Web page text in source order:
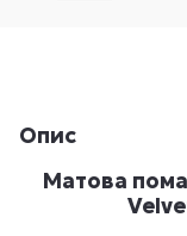
Опис
Матова